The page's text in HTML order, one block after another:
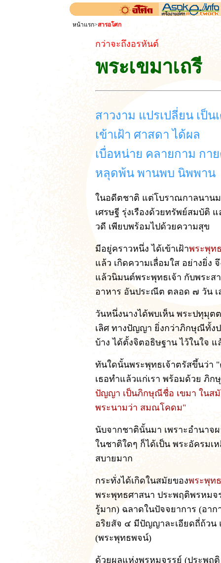
หน้าแรก>สารอโศก
กว่าจะถึงอรหันต์
พระเขมาเถรี
สาวงาม แปรเปลี่ยน เป็น
เข้าเฝ้า ศาสดา ได้ผล
เบื่อหน่าย คลายกาม กา
หลุดพ้น พานพบ นิพพาน
ในอดีตชาติ แต่โบราณกาลนาน
เศรษฐี รุ่งเรืองด้วยทรัพย์สมบัติ
วดี เพียบพร้อมไปด้วยความสุข
มีอยู่คราวหนึ่ง ได้เข้าเฝ้าพระพุท
แล้ว เกิดความเลื่อมใส อย่างยิ่ง
แล้วนิมนต์พระพุทธเจ้า กับพระส
อาหาร อันประณีต ตลอด ๗ วัน เ
วันหนึ่งนางได้พบเห็น พระปทุมุต
เลิศ ทางปัญญา ยิ่งกว่าภิกษุณีทั้ง
บ้าง ได้ตั้งจิตอธิษฐาน ไว้ในใจ
ทันใดนั้นพระพุทธเจ้าตรัสขึ้นว่า "
เธอทำแล้วแก่เรา พร้อมด้วย ภิก
ปัญญา เป็นภิกษุณีชื่อ เขมา ในสมั
พระนามว่า สมณโคดม"
นับจากชาตินั้นมา เพราะอำนาจ
ในชาติใดๆ ก็ได้เป็น พระอัครม
สบายมาก
กระทั่งได้เกิดในสมัยของพระพุท
พระพุทธศาสนา ประพฤติพรหมจ
รู้มาก) ฉลาดในปัจจยาการ (อา
อริยสัจ ๔ มีปัญญาละเอียดถี่ถ้วน
(พระพุทธพจน์)
ด้วยผลแห่งพรหมจรรย์ (ประพฤ